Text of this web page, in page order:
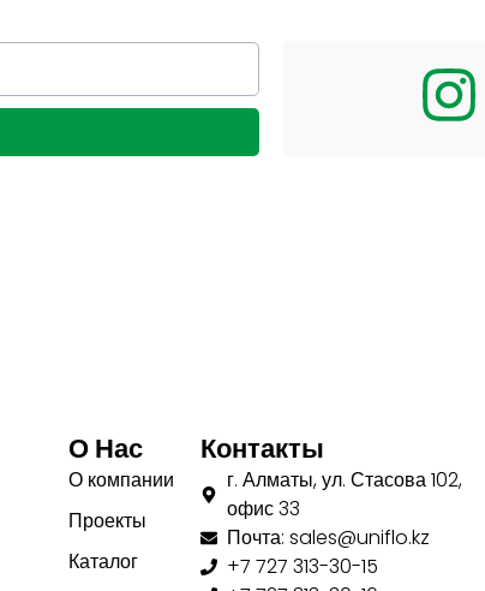
О Нас
О компании
Проекты
Каталог
Контакты
г. Алматы, ул. Стасова 102,
офис 33
Почта: sales@uniflo.kz
+7 727 313-30-15